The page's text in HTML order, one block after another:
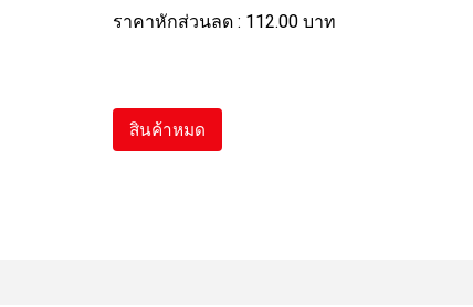
ราคาหักส่วนลด : 112.00 บาท
สินค้าหมด